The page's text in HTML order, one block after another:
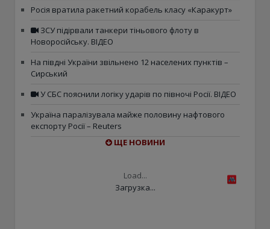
Росія вратила ракетний корабель класу «Каракурт»
ЗСУ підірвали танкери тіньового флоту в
Новоросійську. ВІДЕО
На півдні України звільнено 12 населених пунктів –
Сирський
У СБС пояснили логіку ударів по півночі Росії. ВІДЕО
Україна паралізувала майже половину нафтового
експорту Росії – Reuters
ЩЕ НОВИНИ
Load...
Загрузка...